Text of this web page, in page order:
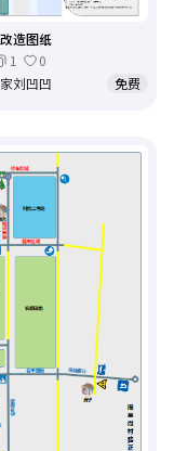
造图纸
1
0
刘凹凹
免费